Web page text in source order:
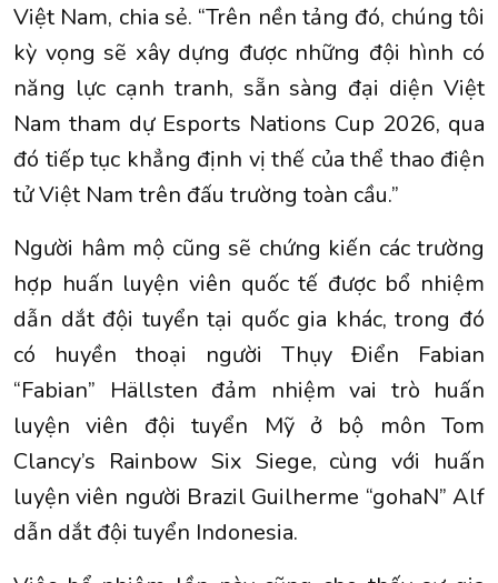
Việt Nam, chia sẻ. “Trên nền tảng đó, chúng tôi
kỳ vọng sẽ xây dựng được những đội hình có
năng lực cạnh tranh, sẵn sàng đại diện Việt
Nam tham dự Esports Nations Cup 2026, qua
đó tiếp tục khẳng định vị thế của thể thao điện
tử Việt Nam trên đấu trường toàn cầu.”
Người hâm mộ cũng sẽ chứng kiến các trường
hợp huấn luyện viên quốc tế được bổ nhiệm
dẫn dắt đội tuyển tại quốc gia khác, trong đó
có huyền thoại người Thụy Điển Fabian
“Fabian” Hällsten đảm nhiệm vai trò huấn
luyện viên đội tuyển Mỹ ở bộ môn Tom
Clancy’s Rainbow Six Siege, cùng với huấn
luyện viên người Brazil Guilherme “gohaN” Alf
dẫn dắt đội tuyển Indonesia.